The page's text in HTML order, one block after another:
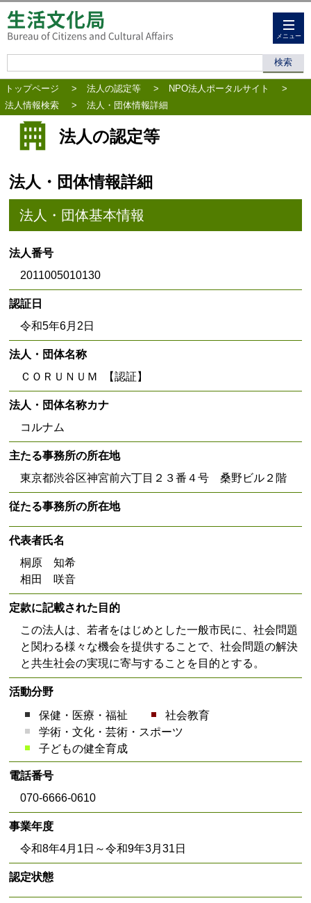
メニュー
トップページ > 法人の認定等 > NPO法人ポータルサイト
>
法人情報検索
> 法人・団体情報詳細
法人の認定等
法人・団体情報詳細
法人・団体基本情報
法人番号
2011005010130
認証日
令和5年6月2日
法人・団体名称
ＣＯＲＵＮＵＭ 【認証】
法人・団体名称カナ
コルナム
主たる事務所の所在地
東京都渋谷区神宮前六丁目２３番４号 桑野ビル２階
従たる事務所の所在地
代表者氏名
桐原 知希
相田 咲音
定款に記載された目的
この法人は、若者をはじめとした一般市民に、社会問題
と関わる様々な機会を提供することで、社会問題の解決
と共生社会の実現に寄与することを目的とする。
活動分野
保健・医療・福祉
社会教育
学術・文化・芸術・スポーツ
子どもの健全育成
電話番号
070-6666-0610
事業年度
令和8年4月1日～令和9年3月31日
認定状態